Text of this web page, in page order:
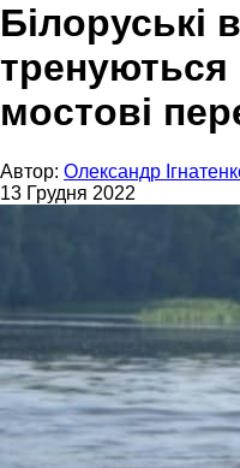
Білоруські
тренуються
мостові
Автор: Олександр
13 Грудня 2022